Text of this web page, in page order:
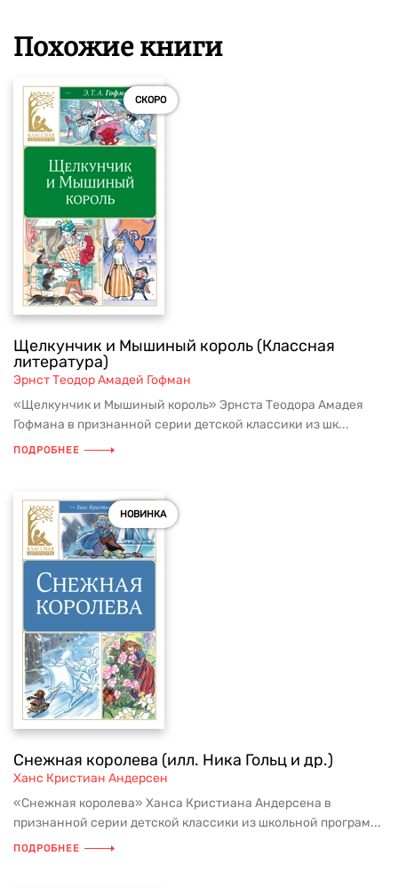
Похожие книги
СКОРО
Щелкунчик и Мышиный король (Классная
литература)
Эрнст Теодор Амадей Гофман
«Щелкунчик и Мышиный король» Эрнста Теодора Амадея
Гофмана в признанной серии детской классики из шк...
ПОДРОБНЕЕ
НОВИНКА
Снежная королева (илл. Ника Гольц и др.)
Ханс Кристиан Андерсен
«Снежная королева» Ханса Кристиана Андерсена в
признанной серии детской классики из школьной програм...
ПОДРОБНЕЕ